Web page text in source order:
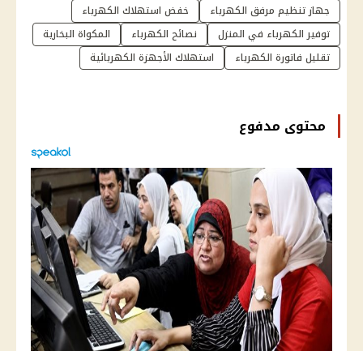
جهاز تنظيم مرفق الكهرباء
خفض استهلاك الكهرباء
توفير الكهرباء في المنزل
نصائح الكهرباء
المكواة البخارية
تقليل فاتورة الكهرباء
استهلاك الأجهزة الكهربائية
محتوى مدفوع